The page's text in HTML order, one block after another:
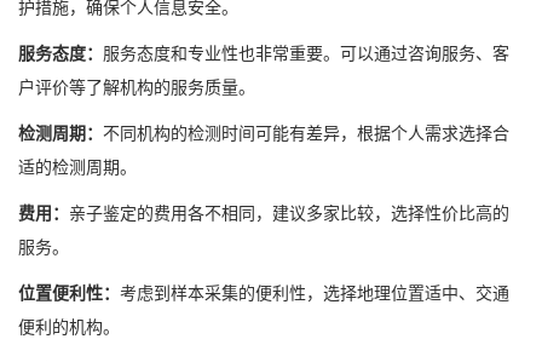
护措施，确保个人信息安全。
服务态度： 服务态度和专业性也非常重要。可以通过咨询服务、客
户评价等了解机构的服务质量。
检测周期： 不同机构的检测时间可能有差异，根据个人需求选择合
适的检测周期。
费用： 亲子鉴定的费用各不相同，建议多家比较，选择性价比高的
服务。
位置便利性： 考虑到样本采集的便利性，选择地理位置适中、交通
便利的机构。